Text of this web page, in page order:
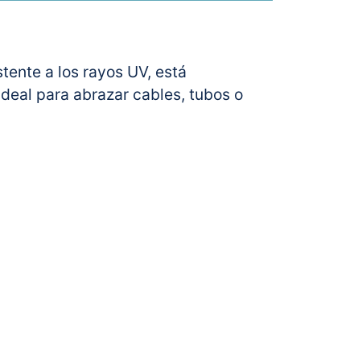
a los rayos UV, está
para abrazar cables, tubos o